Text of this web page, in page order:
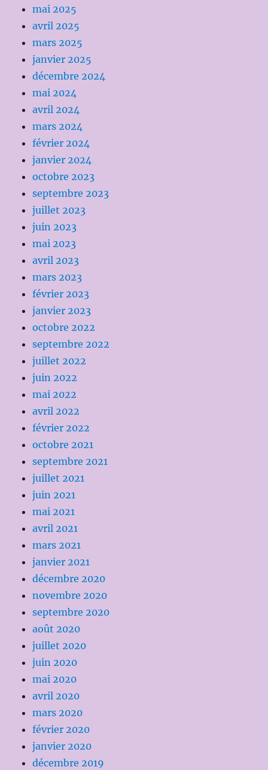
mai 2025
avril 2025
mars 2025
janvier 2025
décembre 2024
mai 2024
avril 2024
mars 2024
février 2024
janvier 2024
octobre 2023
septembre 2023
juillet 2023
juin 2023
mai 2023
avril 2023
mars 2023
février 2023
janvier 2023
octobre 2022
septembre 2022
juillet 2022
juin 2022
mai 2022
avril 2022
février 2022
octobre 2021
septembre 2021
juillet 2021
juin 2021
mai 2021
avril 2021
mars 2021
janvier 2021
décembre 2020
novembre 2020
septembre 2020
août 2020
juillet 2020
juin 2020
mai 2020
avril 2020
mars 2020
février 2020
janvier 2020
décembre 2019